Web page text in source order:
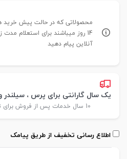
14 روز میباشند برای استعلام
آنلاین پیام دهید
یک سال گارانتی برای پرس ،
10 سال خدمات پس از فروش برای تمام محصولات
اطلاع رسانی تخفیف از طریق پیامک